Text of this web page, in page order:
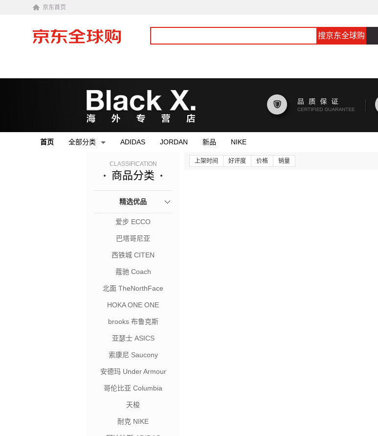
京东首页
搜京东全球购
首页 全部分类 ADIDAS JORDAN 新品 NIKE
CLASSIFICATION
商品分类
精选优品
爱步 ECCO
巴塔哥尼亚
西铁城 CITEN
蔻驰 Coach
北面 TheNorthFace
HOKA ONE ONE
brooks 布鲁克斯
亚瑟士 ASICS
索康尼 Saucony
安德玛 Under Armour
哥伦比亚 Columbia
天梭
耐克 NIKE
上架时间 好评度 价格 销量